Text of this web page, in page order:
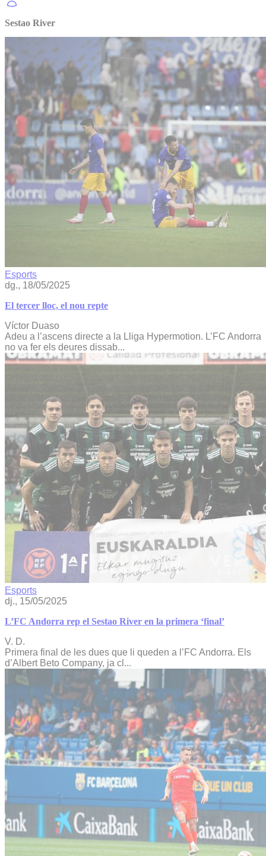
Sestao River
Esports
dg., 18/05/2025
El tercer lloc, el nou repte
Víctor Duaso
Adeu a l’ascens directe a la Lliga Hypermotion. L’FC Andorra
no va fer els deures dissab...
Esports
dj., 15/05/2025
L’FC Andorra rep el Sestao River en la primera ‘final’
V. D.
Primera final de les dues que li queden a l’FC Andorra. Els
d’Albert Beto Company, ja cl...